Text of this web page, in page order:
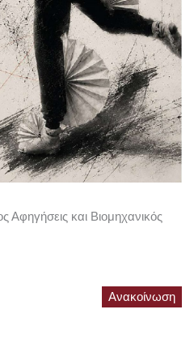
Αφηγήσεις και Βιομηχανικός
Ανακοίνωση